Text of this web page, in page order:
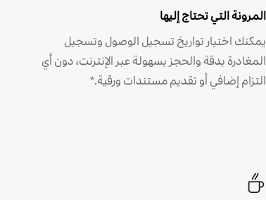
المرونة التي تحتاج إليها
يمكنك اختيار تواريخ تسجيل الوصول وتسجيل
المغادرة بدقة والحجز بسهولة عبر الإنترنت، دون أي
التزام إضافي أو تقديم مستندات ورقية.*